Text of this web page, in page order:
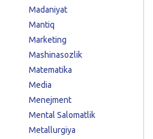
Madaniyat
Mantiq
Marketing
Mashinasozlik
Matematika
Media
Menejment
Mental Salomatlik
Metallurgiya